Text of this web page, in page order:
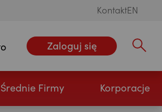
KontaktEN
Zaloguj się Wpisz
Firmy Korporacje